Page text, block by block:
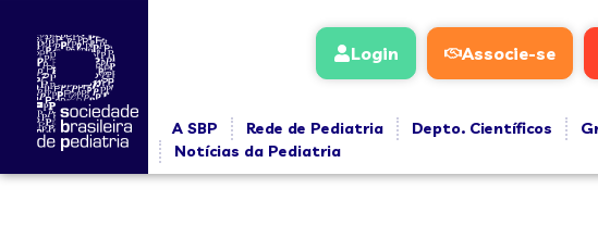
Login Associe-se
A SBP Rede de Pediatria Depto. Científicos
Notícias da Pediatria